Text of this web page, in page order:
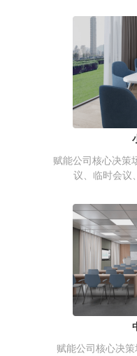
赋能公司核心决策
议、临时会议
赋能公司核心决